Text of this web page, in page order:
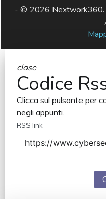
- © 2026 Nextwork360.
close
Codice
Clicca sul pulsante per
negli appunti.
RSS link